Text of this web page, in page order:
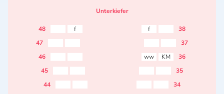
Unterkiefer
48 f f
38
47
37
46
ww KM
36
45
35
44
34